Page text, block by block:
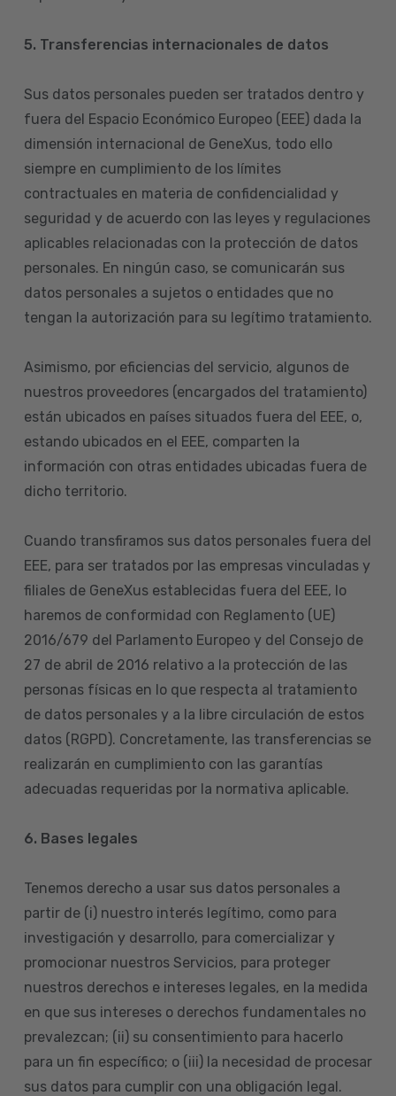
5. Transferencias internacionales de datos
Sus datos personales pueden ser tratados dentro y
fuera del Espacio Económico Europeo (EEE) dada la
dimensión internacional de GeneXus, todo ello
siempre en cumplimiento de los límites
contractuales en materia de confidencialidad y
seguridad y de acuerdo con las leyes y regulaciones
aplicables relacionadas con la protección de datos
personales. En ningún caso, se comunicarán sus
datos personales a sujetos o entidades que no
tengan la autorización para su legítimo tratamiento.
Asimismo, por eficiencias del servicio, algunos de
nuestros proveedores (encargados del tratamiento)
están ubicados en países situados fuera del EEE, o,
estando ubicados en el EEE, comparten la
información con otras entidades ubicadas fuera de
dicho territorio.
Cuando transfiramos sus datos personales fuera del
EEE, para ser tratados por las empresas vinculadas y
filiales de GeneXus establecidas fuera del EEE, lo
haremos de conformidad con Reglamento (UE)
2016/679 del Parlamento Europeo y del Consejo de
27 de abril de 2016 relativo a la protección de las
personas físicas en lo que respecta al tratamiento
de datos personales y a la libre circulación de estos
datos (RGPD). Concretamente, las transferencias se
realizarán en cumplimiento con las garantías
adecuadas requeridas por la normativa aplicable.
6. Bases legales
Tenemos derecho a usar sus datos personales a
partir de (i) nuestro interés legítimo, como para
investigación y desarrollo, para comercializar y
promocionar nuestros Servicios, para proteger
nuestros derechos e intereses legales, en la medida
en que sus intereses o derechos fundamentales no
prevalezcan; (ii) su consentimiento para hacerlo
para un fin específico; o (iii) la necesidad de procesar
sus datos para cumplir con una obligación legal.